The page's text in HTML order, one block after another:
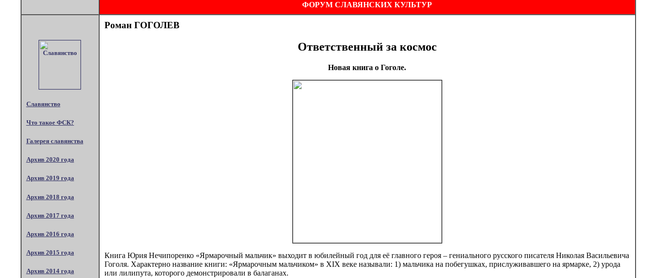
ФОРУМ СЛАВЯНСКИХ КУЛЬТУР
Славянство
Что такое ФСК?
Галерея славянства
Архив 2020 года
Архив 2019 года
Архив 2018 года
Архив 2017 года
Архив 2016 года
Архив 2015 года
Архив 2014 года
Роман ГОГОЛЕВ
Ответственный за космос
Новая книга о Гоголе.
Книга Юрия Нечипоренко «Ярмарочный мальчик» выходит в юбилейный год для её главного героя – гениального русского писателя Николая Васильевича
Гоголя. Характерно название книги: «Ярмарочным мальчиком» в ХIХ веке называли: 1) мальчика на побегушках, прислуживавшего на ярмарке, 2) урода
или лилипута, которого демонстрировали в балаганах.